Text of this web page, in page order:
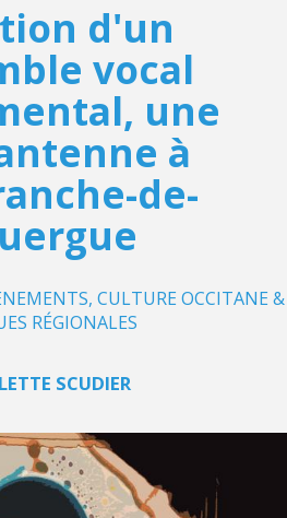
d'un
vocal
une
à
de-
CULTURE OCCITANE &
RÉGIONALES
SCUDIER